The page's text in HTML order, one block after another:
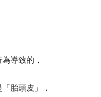
導致的，
胎頭皮」，